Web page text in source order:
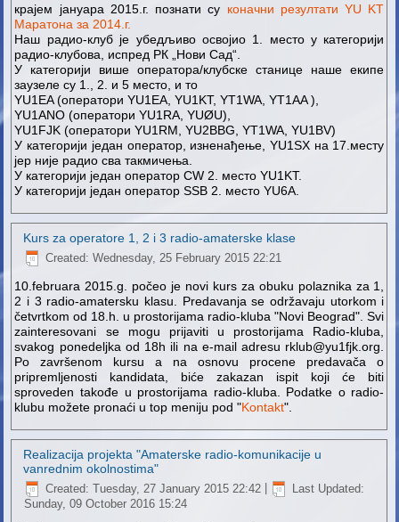
крајем јануара 2015.г. познати су коначни резултати YU KT
Маратона за 2014.г.
Наш радио-клуб је убедљиво освојио 1. место у категорији
радио-клубова, испред РК „Нови Сад“.
У категорији више оператора/клубске станице наше екипе
заузеле су 1., 2. и 5 место, и то
YU1EA (оператори YU1EA, YU1KT, YT1WA, YT1AA ),
YU1ANO (оператори YU1RA, YUØU),
YU1FJK (оператори YU1RM, YU2BBG, YT1WA, YU1BV)
У категорији један оператор, изненађење, YU1SX на 17.месту
јер није радио сва такмичења.
У категорији један оператор CW 2. место YU1KT.
У категорији један оператор SSB 2. место YU6A.
Kurs za operatore 1, 2 i 3 radio-amaterske klase
Created: Wednesday, 25 February 2015 22:21
10.februara 2015.g. počeo je novi kurs za obuku polaznika za 1,
2 i 3 radio-amatersku klasu. Predavanja se održavaju utorkom i
četvrtkom od 18.h. u prostorijama radio-kluba "Novi Beograd". Svi
zainteresovani se mogu prijaviti u prostorijama Radio-kluba,
svakog ponedeljka od 18h ili na e-mail adresu rklub@yu1fjk.org.
Po završenom kursu a na osnovu procene predavača o
pripremljenosti kandidata, biće zakazan ispit koji će biti
sproveden takođe u prostorijama radio-kluba. Podatke o radio-
klubu možete pronaći u top meniju pod "Kontakt".
Realizacija projekta "Amaterske radio-komunikacije u
vanrednim okolnostima"
Created: Tuesday, 27 January 2015 22:42
Last Updated:
Sunday, 09 October 2016 15:24